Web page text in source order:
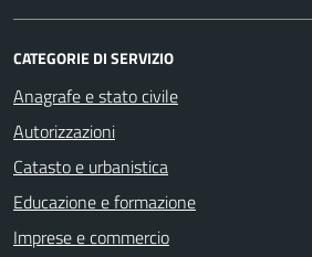
CATEGORIE DI SERVIZIO
Anagrafe e stato civile
Autorizzazioni
Catasto e urbanistica
Educazione e formazione
Imprese e commercio